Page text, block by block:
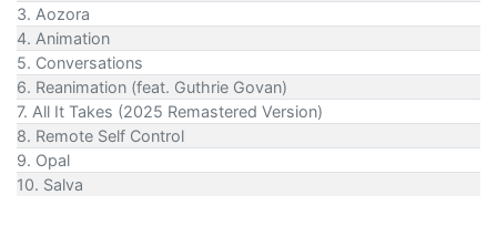
3. Aozora
4. Animation
5. Conversations
6. Reanimation (feat. Guthrie Govan)
7. All It Takes (2025 Remastered Version)
8. Remote Self Control
9. Opal
10. Salva